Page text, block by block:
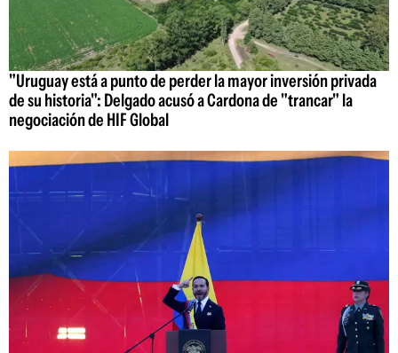
"Uruguay está a punto de perder la mayor inversión privada
de su historia": Delgado acusó a Cardona de "trancar" la
negociación de HIF Global